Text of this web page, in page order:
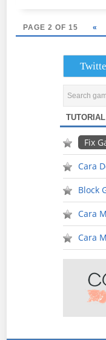
PAGE 2 OF 15 «
TUTORIAL
Fix
Cara
Block
Cara
Cara